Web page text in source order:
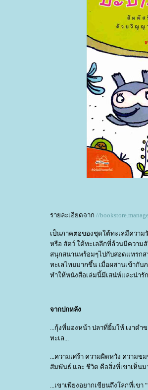
รายละเอียดจาก //
เป็นภาคต่อของชุดใต้ทะเลมีความ
หรือ สัตว์ ใต้ทะเลลึกที่ล้วนมีความ
สนุกสนานพร้อมๆไปกับสอดแทรกส
ทะเลไทยมากขึ้น เมื่อผสานเข้ากับ
ทำให้หนังสือเล่มนี้มีเสน่ห์และน่ารั
จากปกหลัง
...กุ้งที่มองหน้า ปลาที่ยิ้มให้ เงาด
ทะเล...
...ความเศร้า ความผิดหวัง ความ
สัมพันธ์ และ ชีวิต คือสิ่งที่เขาเห็นม
...เขาเพียงอยากเขียนถึงโลกที่เข